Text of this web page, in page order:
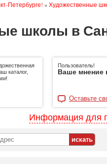
Петербурге! »Художественные
школы в
каталог,
Пользователь!
Ваше мнение
Оставьте
Информация для